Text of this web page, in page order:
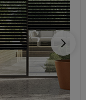
levendige
je
met
zodat ze